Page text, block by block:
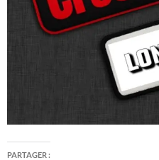
PARTAGER :